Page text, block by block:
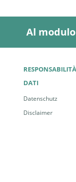
Al
DATI
Datenschutz
Disclaimer